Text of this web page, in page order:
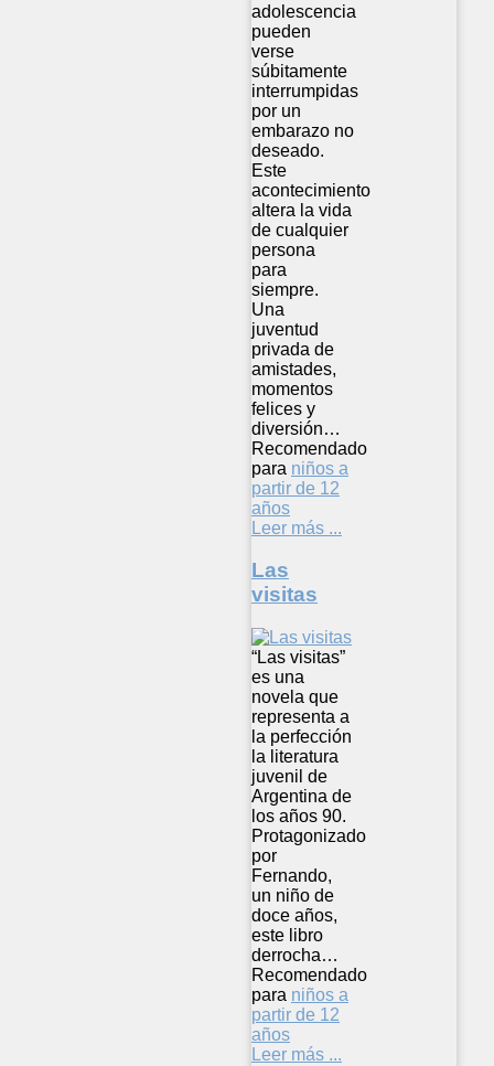
adolescencia
pueden
verse
súbitamente
interrumpidas
por un
embarazo no
deseado.
Este
acontecimiento
altera la vida
de cualquier
persona
para
siempre.
Una
juventud
privada de
amistades,
momentos
felices y
diversión…
Recomendado
para niños a
partir de 12
años
Leer más ...
Las
visitas
“Las visitas”
es una
novela que
representa a
la perfección
la literatura
juvenil de
Argentina de
los años 90.
Protagonizado
por
Fernando,
un niño de
doce años,
este libro
derrocha…
Recomendado
para niños a
partir de 12
años
Leer más ...